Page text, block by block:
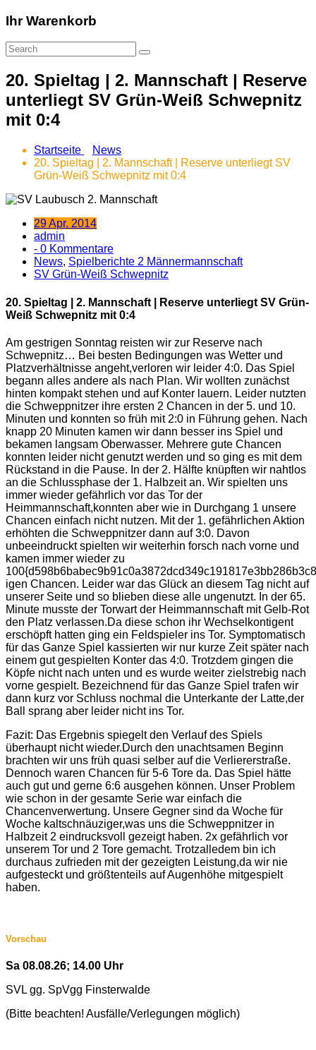
Ihr Warenkorb
20. Spieltag | 2. Mannschaft | Reserve
unterliegt SV Grün-Weiß Schwepnitz
mit 0:4
Startseite
News
20. Spieltag | 2. Mannschaft | Reserve unterliegt SV
Grün-Weiß Schwepnitz mit 0:4
29 Apr. 2014
admin
- 0 Kommentare
News, Spielberichte 2 Männermannschaft
SV Grün-Weiß Schwepnitz
20. Spieltag | 2. Mannschaft | Reserve unterliegt SV Grün-
Weiß Schwepnitz mit 0:4
Am gestrigen Sonntag reisten wir zur Reserve nach
Schwepnitz… Bei besten Bedingungen was Wetter und
Platzverhältnisse angeht,verloren wir leider 4:0. Das Spiel
begann alles andere als nach Plan. Wir wollten zunächst
hinten kompakt stehen und auf Konter lauern. Leider nutzten
die Schweppnitzer ihre ersten 2 Chancen in der 5. und 10.
Minuten und konnten so früh mit 2:0 in Führung gehen. Nach
knapp 20 Minuten kamen wir dann besser ins Spiel und
bekamen langsam Oberwasser. Mehrere gute Chancen
konnten leider nicht genutzt werden und so ging es mit dem
Rückstand in die Pause. In der 2. Hälfte knüpften wir nahtlos
an die Schlussphase der 1. Halbzeit an. Wir spielten uns
immer wieder gefährlich vor das Tor der
Heimmannschaft,konnten aber wie in Durchgang 1 unsere
Chancen einfach nicht nutzen. Mit der 1. gefährlichen Aktion
erhöhten die Schweppnitzer dann auf 3:0. Davon
unbeeindruckt spielten wir weiterhin forsch nach vorne und
kamen immer wieder zu
igen Chancen. Leider war das Glück an diesem Tag nicht auf
unserer Seite und so blieben diese alle ungenutzt. In der 65.
Minute musste der Torwart der Heimmannschaft mit Gelb-Rot
den Platz verlassen.Da diese schon ihr Wechselkontigent
erschöpft hatten ging ein Feldspieler ins Tor. Symptomatisch
für das Ganze Spiel kassierten wir nur kurze Zeit später nach
einem gut gespielten Konter das 4:0. Trotzdem gingen die
Köpfe nicht nach unten und es wurde weiter zielstrebig nach
vorne gespielt. Bezeichnend für das Ganze Spiel trafen wir
dann kurz vor Schluss nochmal die Unterkante der Latte,der
Ball sprang aber leider nicht ins Tor.
Fazit: Das Ergebnis spiegelt den Verlauf des Spiels
überhaupt nicht wieder.Durch den unachtsamen Beginn
brachten wir uns früh quasi selber auf die Verliererstraße.
Dennoch waren Chancen für 5-6 Tore da. Das Spiel hätte
auch gut und gerne 6:6 ausgehen können. Unser Problem
wie schon in der gesamte Serie war einfach die
Chancenverwertung. Unsere Gegner sind da Woche für
Woche kaltschnäuziger,was uns die Schweppnitzer in
Halbzeit 2 eindrucksvoll gezeigt haben. 2x gefährlich vor
unserem Tor und 2 Tore gemacht. Trotzalledem bin ich
durchaus zufrieden mit der gezeigten Leistung,da wir nie
aufgesteckt und größtenteils auf Augenhöhe mitgespielt
haben.
Vorschau
Sa 08.08.26; 14.00 Uhr
SVL gg. SpVgg Finsterwalde
(Bitte beachten! Ausfälle/Verlegungen möglich)